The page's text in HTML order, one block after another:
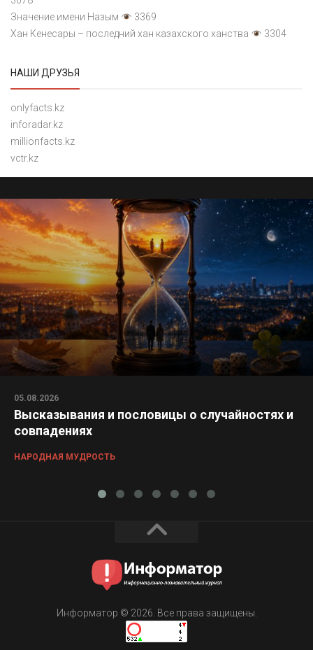
Значение имени Назым
3369
Хан Кенесары – последний хан казахского ханства
3304
НАШИ ДРУЗЬЯ
onlyfacts.kz
inforadar.kz
millionfacts.kz
vctr.kz
05.08.2026
Высказывания и пословицы о случайностях и
совпадениях
НАРОДНАЯ МУДРОСТЬ
Информатор © 2026. Все права защищены.